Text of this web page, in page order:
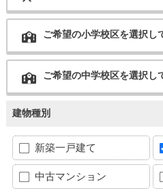
ご希望の小学校区を選択し
ご希望の中学校区を選択し
建物種別
新築一戸建て
中古マンション